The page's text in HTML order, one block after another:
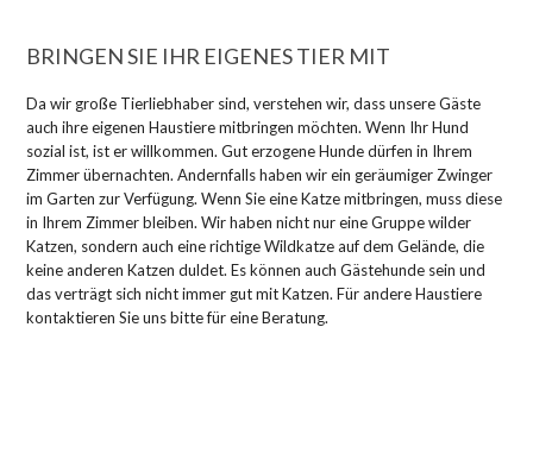
BRINGEN SIE IHR EIGENES TIER MIT
Da wir große Tierliebhaber sind, verstehen wir, dass unsere Gäste
auch ihre eigenen Haustiere mitbringen möchten. Wenn Ihr Hund
sozial ist, ist er willkommen. Gut erzogene Hunde dürfen in Ihrem
Zimmer übernachten. Andernfalls haben wir ein geräumiger Zwinger
im Garten zur Verfügung. Wenn Sie eine Katze mitbringen, muss diese
in Ihrem Zimmer bleiben. Wir haben nicht nur eine Gruppe wilder
Katzen, sondern auch eine richtige Wildkatze auf dem Gelände, die
keine anderen Katzen duldet. Es können auch Gästehunde sein und
das verträgt sich nicht immer gut mit Katzen. Für andere Haustiere
kontaktieren Sie uns bitte für eine Beratung.